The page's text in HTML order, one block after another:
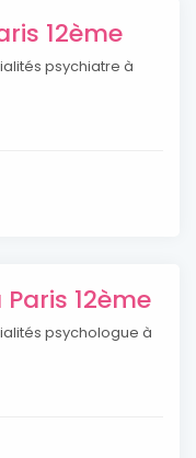
12ème
psychiatre à
12ème
psychologue à